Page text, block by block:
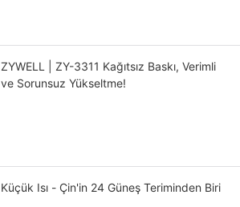
ZYWELL | ZY-3311 Kağıtsız Baskı, Verimli
ve Sorunsuz Yükseltme!
Küçük Isı - Çin'in 24 Güneş Teriminden Biri